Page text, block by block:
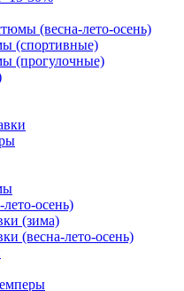
(весна-лето-осень)
(спортивные)
(прогулочные)
осень)
(зима)
(весна-лето-осень)